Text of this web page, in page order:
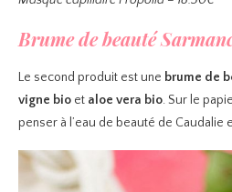
Brume de beauté
Le second produit est une brume de
vigne bio et aloe vera bio. Sur le
penser à l’eau de beauté de Caudalie